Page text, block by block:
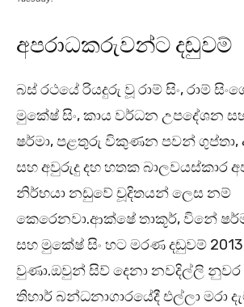
අපරාධකරුවන්ට දඬුවම්
බස් රථයේ රියදුරු වූ රාම් සිං, රාම්
මුකේෂ් සිං, කාය වර්ධන උපදේශන
ෂර්මා, පළතුරු විකුණන පවන් ගුප්තා,
සහ අවුරුදු දහ හතක බාලවයස්කාර
නිර්භයා නඩුවේ චූදිතයන් ලෙස නම්
කෙරෙනවා.ආක්ෂේ තාකූර්, විනේ
සහ මුකේෂ් සිං හට මරණ දඬුවම්
වුණා.ඔවුන් සිව් දෙනා නවදිල්ලි
තිහාර් බන්ධනාගාරයේදී එල්ලා මරා